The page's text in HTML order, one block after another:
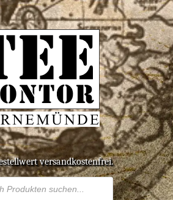
versandkostenfrei.